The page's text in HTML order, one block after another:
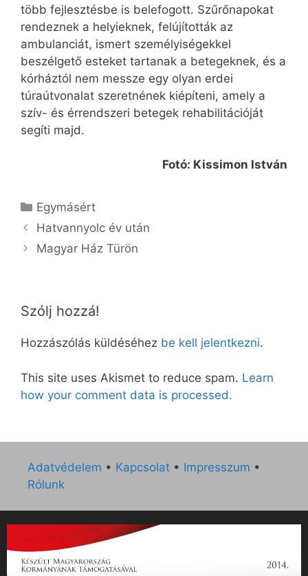
több fejlesztésbe is belefogott. Szűrőnapokat
rendeznek a helyieknek, felújították az
ambulanciát, ismert személyiségekkel
beszélgető esteket tartanak a betegeknek, és a
kórháztól nem messze egy olyan erdei
túraútvonalat szeretnének kiépíteni, amely a
szív- és érrendszeri betegek rehabilitációját
segíti majd.
Fotó: Kissimon István
Kategória
Egymásért
Hatvannyolc év után
Magyar Ház Türön
Szólj hozzá!
Hozzászólás küldéséhez be kell jelentkezni.
This site uses Akismet to reduce spam. Learn
how your comment data is processed.
Adatvédelem • Kapcsolat • Impresszum •
Rólunk